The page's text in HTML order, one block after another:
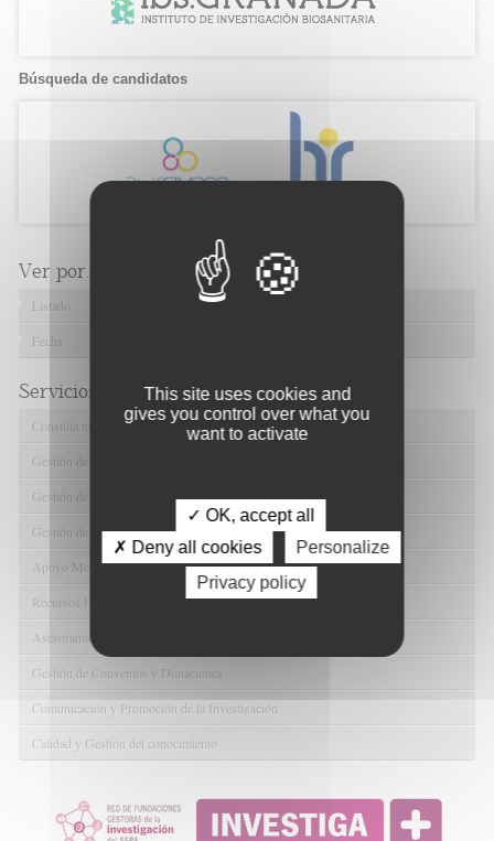
Búsqueda de candidatos
Ver por...
Listado
Fecha
Servicios de FIBAO
Consulta nuestras Ofertas Tecnológicas
Gestión de Ensayos Clínicos y Estudios Observacionales
Gestión de la Innovación y la Transferencia Tecnológica
Gestión de Ayudas y Oportunidad de Financiación
Apoyo Metodológico y/o Estadístico
Recursos Humanos
Asesoramiento y Gestión Económica-Administrativa
Gestión de Convenios y Donaciones
Comunicación y Promoción de la Investigación
Calidad y Gestión del conocimiento
This site uses cookies and
gives you control over what you
want to activate
✓ OK, accept all
✗ Deny all cookies
Personalize
Privacy policy